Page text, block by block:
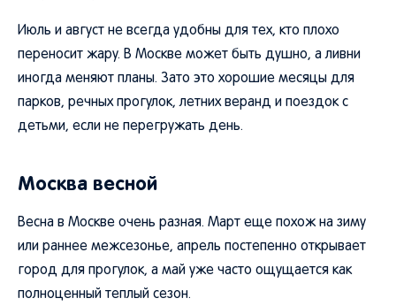
Июль и август не всегда удобны для тех, кто плохо
переносит жару. В Москве может быть душно, а ливни
иногда меняют планы. Зато это хорошие месяцы для
парков, речных прогулок, летних веранд и поездок с
детьми, если не перегружать день.
Москва весной
Весна в Москве очень разная. Март еще похож на зиму
или раннее межсезонье, апрель постепенно открывает
город для прогулок, а май уже часто ощущается как
полноценный теплый сезон.